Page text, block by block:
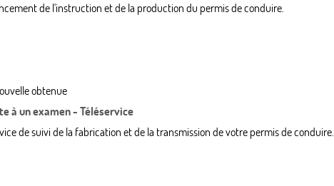
de l'instruction et de la production du permis de conduire.
obtenue
à un examen - Téléservice
de suivi de la fabrication et de la transmission de votre permis de conduire.